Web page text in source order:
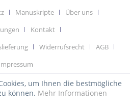
Manuskripte
Über uns
Kontakt
Widerrufsrecht
AGB
um Ihnen die bestmögliche
können. Mehr Informationen